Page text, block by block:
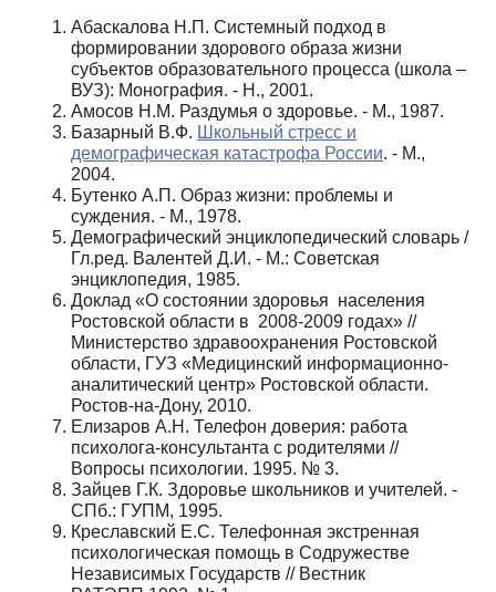
Абаскалова Н.П. Системный подход в
формировании здорового образа жизни
субъектов образовательного процесса (школа –
ВУЗ): Монография. - Н., 2001.
Амосов Н.М. Раздумья о здоровье. - М., 1987.
Базарный В.Ф. Школьный стресс и
демографическая катастрофа России. - М.,
2004.
Бутенко А.П. Образ жизни: проблемы и
суждения. - М., 1978.
Демографический энциклопедический словарь /
Гл.ред. Валентей Д.И. - М.: Советская
энциклопедия, 1985.
Доклад «О состоянии здоровья населения
Ростовской области в 2008-2009 годах» //
Министерство здравоохранения Ростовской
области, ГУЗ «Медицинский информационно-
аналитический центр» Ростовской области.
Ростов-на-Дону, 2010.
Елизаров А.Н. Телефон доверия: работа
психолога-консультанта с родителями //
Вопросы психологии. 1995. № 3.
Зайцев Г.К. Здоровье школьников и учителей. -
СПб.: ГУПМ, 1995.
Креславский Е.С. Телефонная экстренная
психологическая помощь в Содружестве
Независимых Государств // Вестник